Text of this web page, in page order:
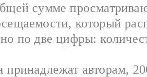
сумме
который
по две цифры:
принадлежат авторам,